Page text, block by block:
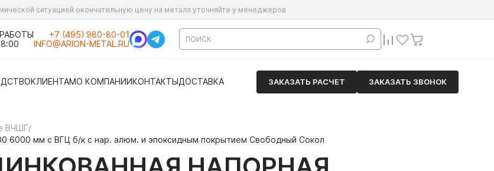
ситуацией окончательную цену на металл уточняйте у менеджеров
+7 (495) 980-80-01
INFO@ARION-METAL.RU
КЛИЕНТАМО КОМПАНИИКОНТАКТЫДОСТАВКА ЗАКАЗАТЬ РАСЧЕТ ЗАКАЗАТЬ ЗВОНОК
ВЧШГ/
6000 мм с ВГЦ б/к с нар. алюм. и эпоксидным покрытием Свободный Сокол